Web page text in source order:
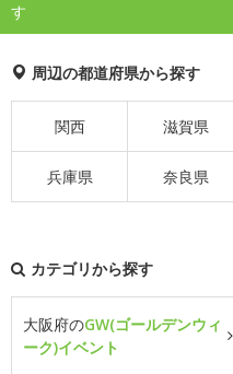
す
周辺の都道府県から探す
関西 滋賀県
兵庫県 奈良県
カテゴリから探す
大阪府のGW(ゴールデンウィ
ーク)イベント